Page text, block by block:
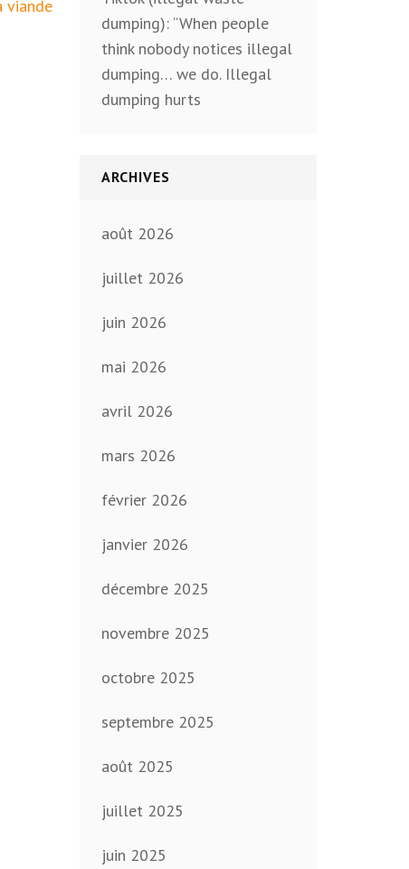
viande
dumping): “When people
think nobody notices illegal
dumping… we do. Illegal
dumping hurts
ARCHIVES
août 2026
juillet 2026
juin 2026
mai 2026
avril 2026
mars 2026
février 2026
janvier 2026
décembre 2025
novembre 2025
octobre 2025
septembre 2025
août 2025
juillet 2025
juin 2025